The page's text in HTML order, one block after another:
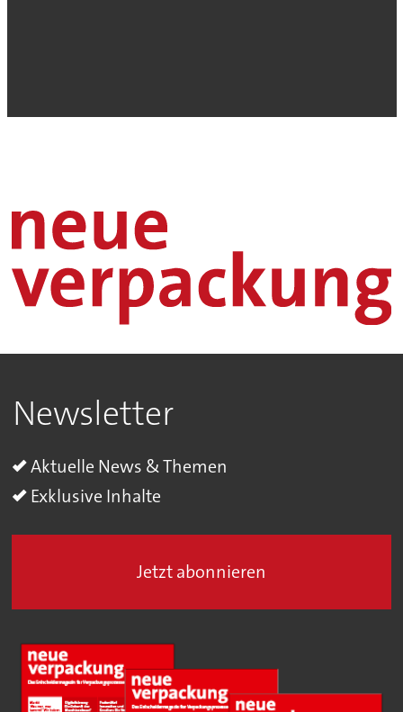
Newsletter
Aktuelle News & Themen
Exklusive Inhalte
Jetzt abonnieren